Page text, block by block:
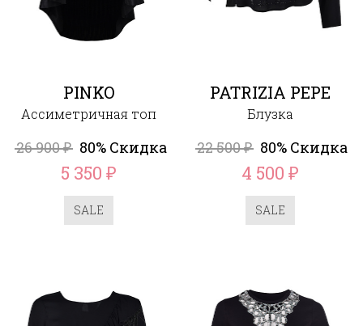
PINKO
Ассиметричная топ
26 900₽ 80% Скидка
5 350₽
SALE
PATRIZIA PEPE
Блузка
22 500₽ 80% Скидка
4 500 ₽
SALE